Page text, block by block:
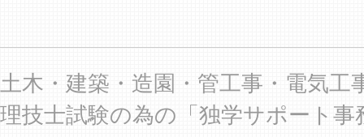
土木・建築・造園・管工事・電気
理技士試験の為の「独学サポート事